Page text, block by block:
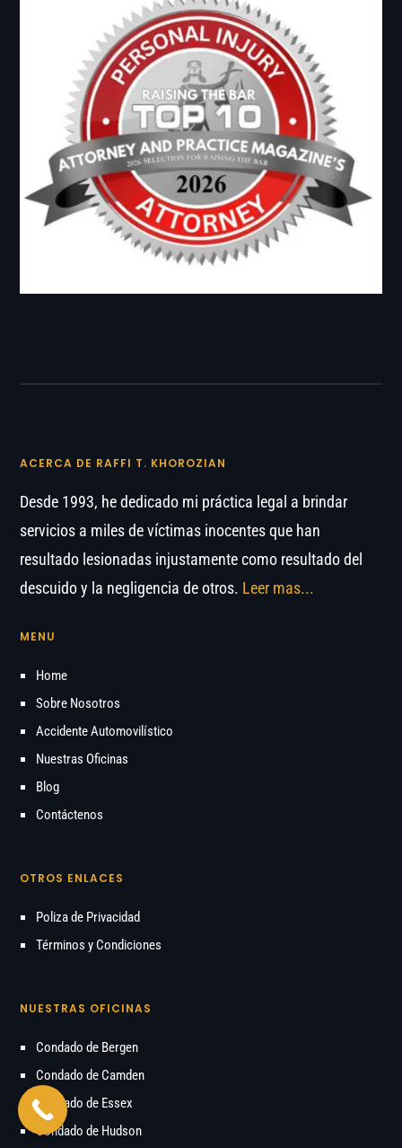
ACERCA DE RAFFI T. KHOROZIAN
Desde 1993, he dedicado mi práctica legal a brindar
servicios a miles de víctimas inocentes que han
resultado lesionadas injustamente como resultado del
descuido y la negligencia de otros. Leer mas...
MENU
Home
Sobre Nosotros
Accidente Automovilístico
Nuestras Oficinas
Blog
Contáctenos
OTROS ENLACES
Poliza de Privacidad
Términos y Condiciones
NUESTRAS OFICINAS
Condado de Bergen
Condado de Camden
Condado de Essex
Condado de Hudson